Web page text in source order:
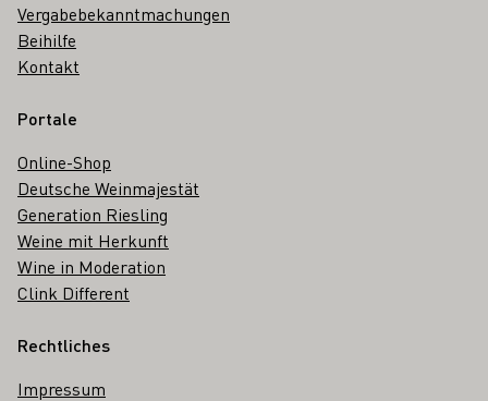
Vergabebekanntmachungen
Beihilfe
Kontakt
Portale
Online-Shop
Deutsche Weinmajestät
Generation Riesling
Weine mit Herkunft
Wine in Moderation
Clink Different
Rechtliches
Impressum